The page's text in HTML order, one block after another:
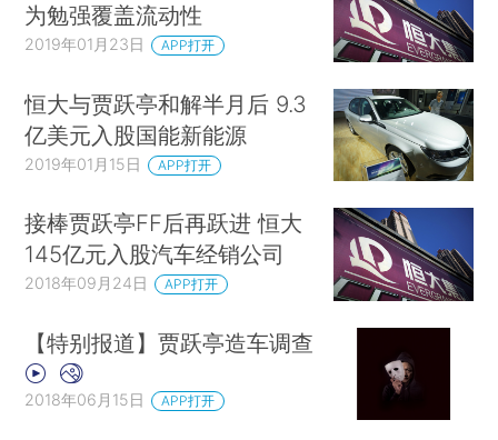
为勉强覆盖流动性
2019年01月23日 APP打开
恒大与贾跃亭和解半月后 9.3
亿美元入股国能新能源
2019年01月15日 APP打开
接棒贾跃亭FF后再跃进 恒大
145亿元入股汽车经销公司
2018年09月24日 APP打开
【特别报道】贾跃亭造车调查
2018年06月15日 APP打开